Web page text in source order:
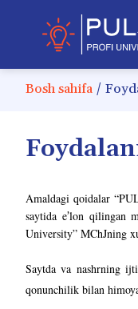
Bosh sahifa /
Amaldagi qoidalar “
saytida eʼlon qilingan
University” MChJning
Saytda va nashrning
qonunchilik bilan